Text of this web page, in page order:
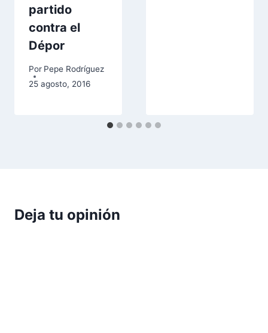
partido
contra el
Dépor
Por Pepe Rodríguez
25 agosto, 2016
Deja tu opinión